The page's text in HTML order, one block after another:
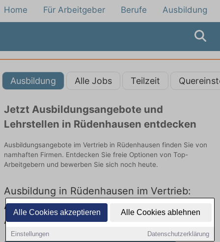
Alle Cookies akzeptieren Alle Cookies ablehnen
Einstellungen Datenschutzerklärung
Home Für Arbeitgeber Berufe Ausbildung
Ausbildung Alle Jobs Teilzeit
Jetzt Ausbildungsangebote und
Lehrstellen in Rüdenhausen entdecken
Ausbildungsangebote im Vertrieb in Rüdenhausen finden Sie von
namhaften Firmen. Entdecken Sie freie Optionen von Top-
Arbeitgebern und bewerben Sie sich noch heute.
Ausbildung in Rüdenhausen im Vertrieb:
Aktuell gibt es keine Stellenangebote für
Ausbildung in Rüdenhausen